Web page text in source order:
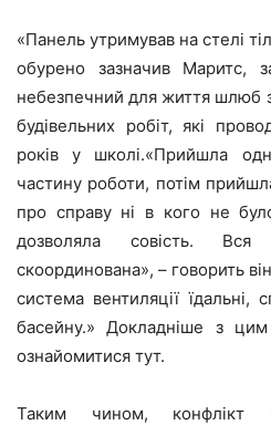
«Панель утримував на стелі
обурено зазначив Маритс,
небезпечний для життя шлюб
будівельних робіт, які
років у школі.«Прийшла
частину роботи, потім
про справу ні в кого не
дозволяла совість.
скоординована», – говорить
система вентиляції їдальні,
басейну.» Докладніше з
ознайомитися тут.
Таким чином, конфлікт